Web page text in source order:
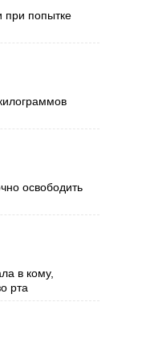
при попытке
освободить
в кому,
рта